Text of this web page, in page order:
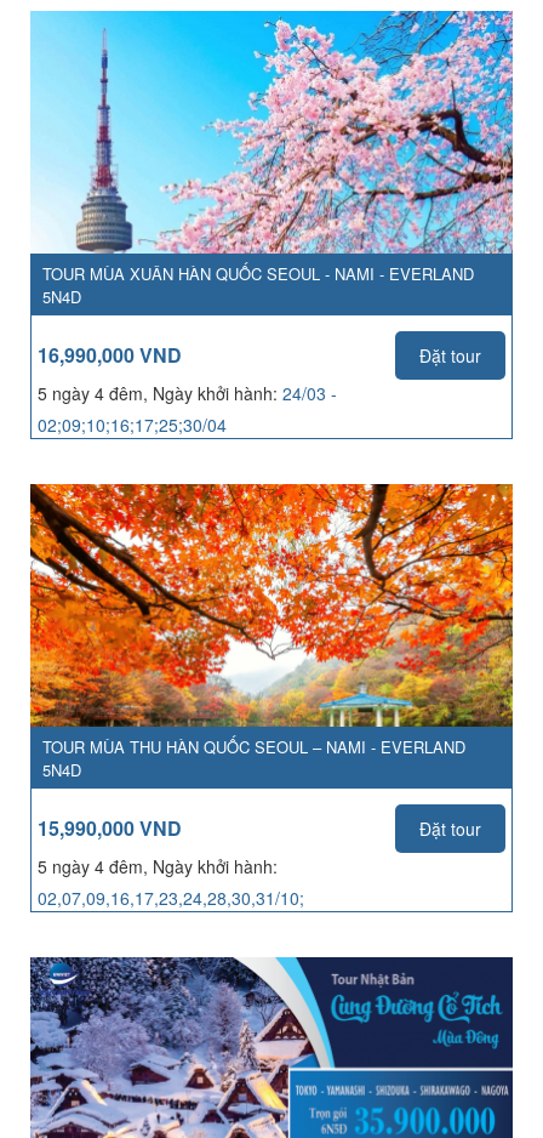
TOUR MÙA XUÂN HÀN QUỐC SEOUL - NAMI - EVERLAND
5N4D
16,990,000 VND
Đặt tour
5 ngày 4 đêm, Ngày khởi hành: 24/03 -
02;09;10;16;17;25;30/04
TOUR MÙA THU HÀN QUỐC SEOUL – NAMI - EVERLAND
5N4D
15,990,000 VND
Đặt tour
5 ngày 4 đêm, Ngày khởi hành:
02,07,09,16,17,23,24,28,30,31/10;